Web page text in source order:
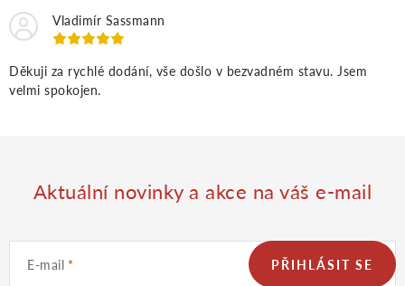
Vladimír Sassmann
Děkuji za rychlé dodání, vše došlo v bezvadném stavu. Jsem
velmi spokojen.
Aktuální novinky a akce na váš e-mail
E-mail PŘIHLÁSIT SE